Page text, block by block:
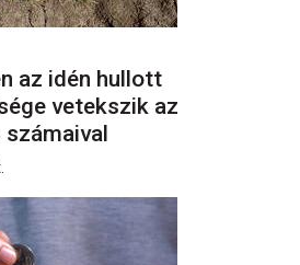
az idén hullott
vetekszik az
számaival